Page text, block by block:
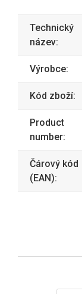
Technický
název:
Výrobce:
Kód zboží:
Product
number:
Čárový kód
(EAN):